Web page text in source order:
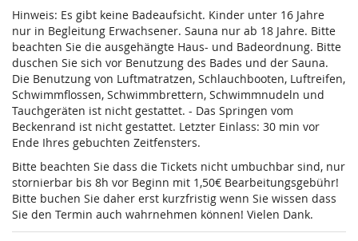
Hinweis: Es gibt keine Badeaufsicht. Kinder unter 16 Jahre
nur in Begleitung Erwachsener. Sauna nur ab 18 Jahre. Bitte
beachten Sie die ausgehängte Haus- und Badeordnung. Bitte
duschen Sie sich vor Benutzung des Bades und der Sauna.
Die Benutzung von Luftmatratzen, Schlauchbooten, Luftreifen,
Schwimmflossen, Schwimmbrettern, Schwimmnudeln und
Tauchgeräten ist nicht gestattet. - Das Springen vom
Beckenrand ist nicht gestattet. Letzter Einlass: 30 min vor
Ende Ihres gebuchten Zeitfensters.
Bitte beachten Sie dass die Tickets nicht umbuchbar sind, nur
stornierbar bis 8h vor Beginn mit 1,50€ Bearbeitungsgebühr!
Bitte buchen Sie daher erst kurzfristig wenn Sie wissen dass
Sie den Termin auch wahrnehmen können! Vielen Dank.